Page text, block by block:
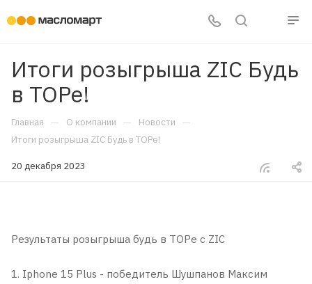
Итоги розыгрыша ZIC Будь
в TOPе!
Главная — О компании — Новости —
Итоги розыгрыша ZIC Будь в TOPе!
20 декабря 2023
Результаты розыгрыша будь в TOPe с ZIC
1. Iphone 15 Plus - победитель Шушпанов Максим